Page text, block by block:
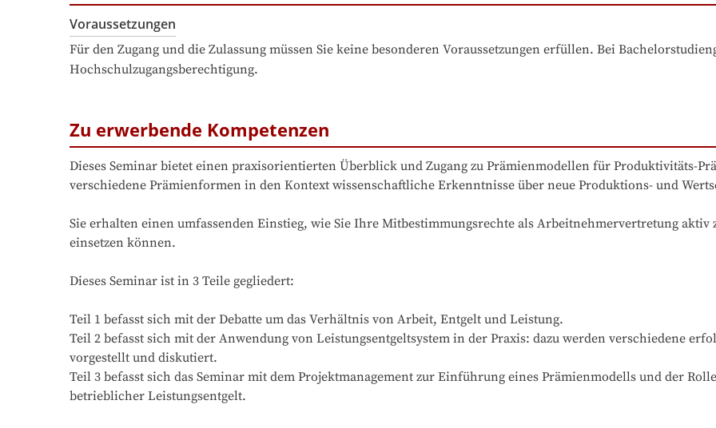
Voraussetzungen
Für den Zugang und die Zulassung müssen Sie keine besonderen Voraussetzungen erfüllen. Bei
Hochschulzugangsberechtigung.
Zu erwerbende Kompetenzen
Dieses Seminar bietet einen praxisorientierten Überblick und Zugang zu Prämienmodellen für Produktivitäts-
verschiedene Prämienformen in den Kontext wissenschaftliche Erkenntnisse über neue Produktions- und
Sie erhalten einen umfassenden Einstieg, wie Sie Ihre Mitbestimmungsrechte als Arbeitnehmervertretung
einsetzen können.
Dieses Seminar ist in 3 Teile gegliedert:
Teil 1 befasst sich mit der Debatte um das Verhältnis von Arbeit, Entgelt und Leistung.
Teil 2 befasst sich mit der Anwendung von Leistungsentgeltsystem in der Praxis: dazu werden verschiedene
vorgestellt und diskutiert.
Teil 3 befasst sich das Seminar mit dem Projektmanagement zur Einführung eines Prämienmodells und der
betrieblicher Leistungsentgelt.